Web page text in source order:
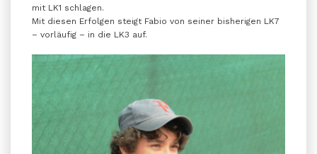
mit LK1 schlagen.
Mit diesen Erfolgen steigt Fabio von seiner bisherigen LK7
– vorläufig – in die LK3 auf.